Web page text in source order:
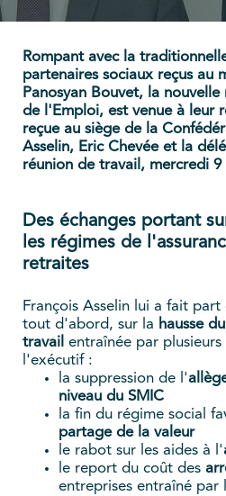
Rompant avec la
partenaires sociaux reçus au
Panosyan Bouvet, la
de l'Emploi, est venue à leur
reçue au siège de la
Asselin, Eric Chevée et la
réunion de travail, mercredi
Des échanges portant
les régimes de
retraites
François Asselin lui a fait part
tout d'abord, sur la hausse
travail entraînée par
l'exécutif :
la suppression de l'
niveau du SMIC
la fin du régime social
partage de la valeur
le rabot sur les aides à l'
le report du coût des
entreprises entraîné par